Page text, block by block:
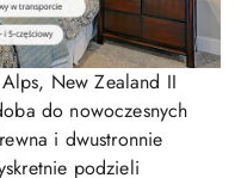
New Zealand II
do nowoczesnych
i dwustronnie
podzieli